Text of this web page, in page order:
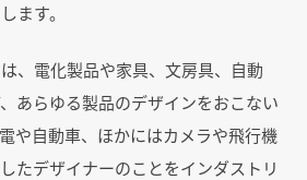
ます。
、電化製品や家具、文房具、自動
あらゆる製品のデザインをおこない
や自動車、ほかにはカメラや飛行機
たデザイナーのことをインダストリ